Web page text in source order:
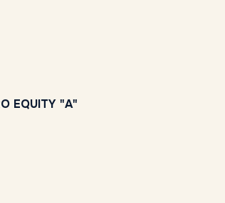
EQUITY "A"